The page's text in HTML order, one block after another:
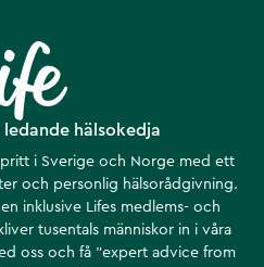
ledande hälsokedja
i Sverige och Norge med ett
och personlig hälsorådgivning.
inklusive Lifes medlems- och
tusentals människor in i våra
oss och få ”expert advice from